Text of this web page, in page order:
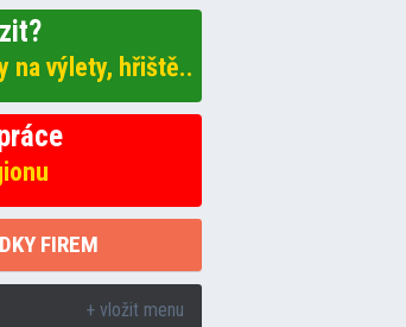
na výlety, hřiště..
FIREM
+ vložit menu